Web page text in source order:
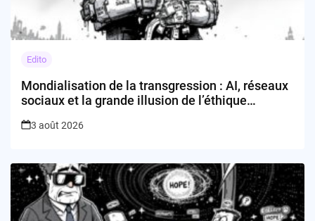
Edito
Mondialisation de la transgression : AI, réseaux
sociaux et la grande illusion de l’éthique
3 août 2026